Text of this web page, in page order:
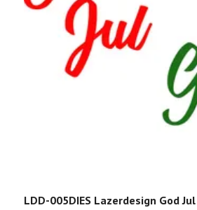
LDD-005DIES Lazerdesign God Jul